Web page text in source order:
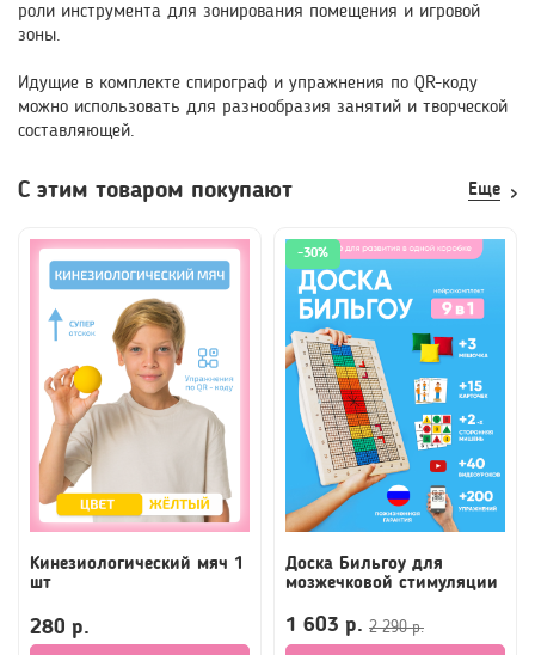
роли инструмента для зонирования помещения и игровой
зоны.
Идущие в комплекте спирограф и упражнения по QR-коду
можно использовать для разнообразия занятий и творческой
составляющей.
С этим товаром покупают
Кинезиологический мяч 1
шт
280 р.
-30%
Доска Бильгоу для
мозжечковой стимуляции
1 603 р. 2 290 р.